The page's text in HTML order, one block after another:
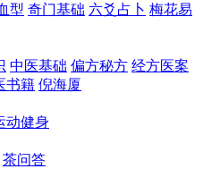
型 奇门基础 六爻占卜 梅花易
中医基础 偏方秘方 经方医案
书籍 倪海厦
动健身
茶问答